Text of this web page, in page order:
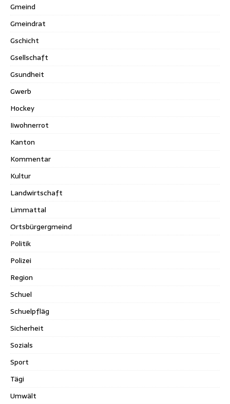
Gmeind
Gmeindrat
Gschicht
Gsellschaft
Gsundheit
Gwerb
Hockey
Iiwohnerrot
Kanton
Kommentar
Kultur
Landwirtschaft
Limmattal
Ortsbürgergmeind
Politik
Polizei
Region
Schuel
Schuelpfläg
Sicherheit
Sozials
Sport
Tägi
Umwält